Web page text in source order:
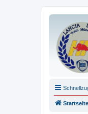
Startseite